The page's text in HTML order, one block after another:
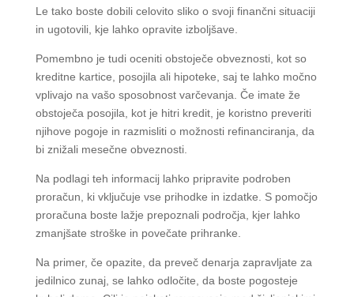
Le tako boste dobili celovito sliko o svoji finančni situaciji
in ugotovili, kje lahko opravite izboljšave.
Pomembno je tudi oceniti obstoječe obveznosti, kot so
kreditne kartice, posojila ali hipoteke, saj te lahko močno
vplivajo na vašo sposobnost varčevanja. Če imate že
obstoječa posojila, kot je hitri kredit, je koristno preveriti
njihove pogoje in razmisliti o možnosti refinanciranja, da
bi znižali mesečne obveznosti.
Na podlagi teh informacij lahko pripravite podroben
proračun, ki vključuje vse prihodke in izdatke. S pomočjo
proračuna boste lažje prepoznali področja, kjer lahko
zmanjšate stroške in povečate prihranke.
Na primer, če opazite, da preveč denarja zapravljate za
jedilnico zunaj, se lahko odločite, da boste pogosteje